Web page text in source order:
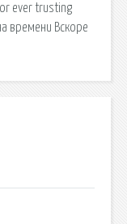
ever trusting
времени Вскоре